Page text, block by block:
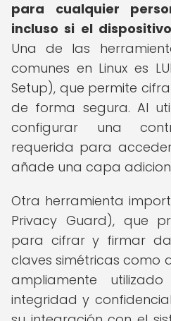
para cualquier
incluso si el
Una de las
comunes en Linux es
Setup), que permite
de forma segura. Al
configurar una
requerida para
añade una capa
Otra herramienta
Privacy Guard), que
para cifrar y firmar
claves simétricas como
ampliamente
integridad y